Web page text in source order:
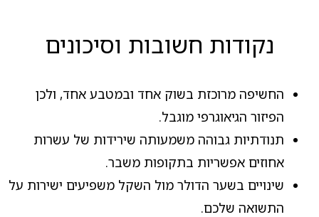
נקודות חשובות וסיכונים
החשיפה מרוכזת בשוק אחד ובמטבע אחד, ולכן
הפיזור הגיאוגרפי מוגבל.
תנודתיות גבוהה משמעותה שירידות של עשרות
אחוזים אפשריות בתקופות משבר.
שינויים בשער הדולר מול השקל משפיעים ישירות על
התשואה שלכם.